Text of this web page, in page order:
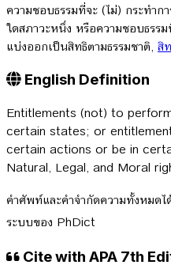
ความชอบธรรมที่จะ (ไม่) กระทำก
ใดสภาวะหนึ่ง หรือความชอบธรร
แบ่งออกเป็นสิทธิตามธรรมชาติ, สิ
English Definition
Entitlements (not) to
certain states; or
certain actions or be in
Natural, Legal, and Moral
คำศัพท์และคำจำกัดความทั้งหมด
ระบบของ PhDict
Cite with APA 7th